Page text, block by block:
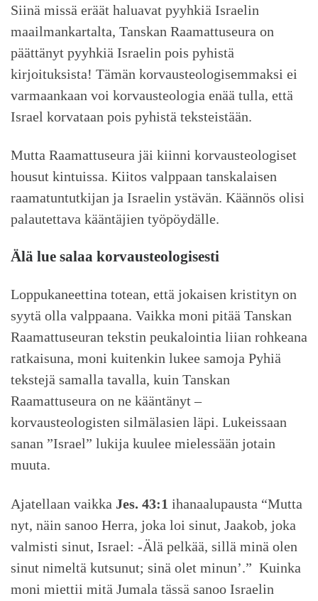
Siinä missä eräät haluavat pyyhkiä Israelin
maailmankartalta, Tanskan Raamattuseura on
päättänyt pyyhkiä Israelin pois pyhistä
kirjoituksista! Tämän korvausteologisemmaksi ei
varmaankaan voi korvausteologia enää tulla, että
Israel korvataan pois pyhistä teksteistään.
Mutta Raamattuseura jäi kiinni korvausteologiset
housut kintuissa. Kiitos valppaan tanskalaisen
raamatuntutkijan ja Israelin ystävän. Käännös olisi
palautettava kääntäjien työpöydälle.
Älä lue salaa korvausteologisesti
Loppukaneettina totean, että jokaisen kristityn on
syytä olla valppaana. Vaikka moni pitää Tanskan
Raamattuseuran tekstin peukalointia liian rohkeana
ratkaisuna, moni kuitenkin lukee samoja Pyhiä
tekstejä samalla tavalla, kuin Tanskan
Raamattuseura on ne kääntänyt –
korvausteologisten silmälasien läpi. Lukeissaan
sanan ”Israel” lukija kuulee mielessään jotain
muuta.
Ajatellaan vaikka Jes. 43:1 ihanaalupausta “Mutta
nyt, näin sanoo Herra, joka loi sinut, Jaakob, joka
valmisti sinut, Israel: -Älä pelkää, sillä minä olen
sinut nimeltä kutsunut; sinä olet minun’.” Kuinka
moni miettii mitä Jumala tässä sanoo Israelin